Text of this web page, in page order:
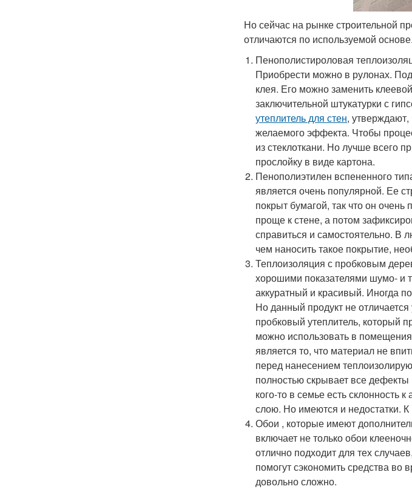
Но сейчас на рынке строительной
отличаются по используемой
Пенополистироловая
Приобрести можно в рулонах.
клея. Его можно заменить
заключительной штукатурки с
утеплитель для стен, утверждают,
желаемого эффекта. Чтобы
из стеклоткани. Но лучше всего
прослойку в виде картона.
Пенополиэтилен вспененного
является очень популярной. Ее
покрыт бумагой, так что он
проще к стене, а потом
справиться и самостоятельно.
чем наносить такое покрытие,
Теплоизоляция с пробковым
хорошими показателями шумо- и
аккуратный и красивый. Иногда
Но данный продукт не
пробковый утеплитель, который
можно использовать в
является то, что материал не
перед нанесением
полностью скрывает все
кого-то в семье есть склонность
слою. Но имеются и недостатки.
Обои , которые имеют
включает не только обои
отлично подходит для тех
помогут сэкономить средства
довольно сложно.